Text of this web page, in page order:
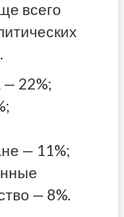
всего
— 22%;
— 11%;
— 8%.